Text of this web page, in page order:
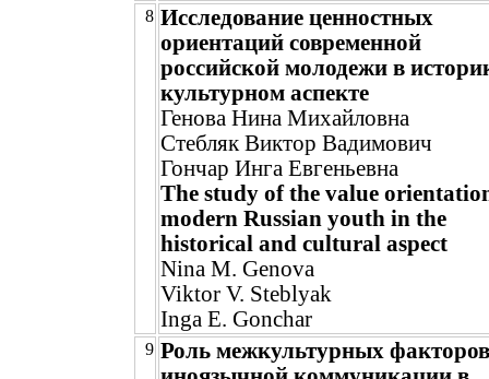
8 Исследование ценностных
ориентаций современной
российской молодежи в
культурном аспекте
Генова Нина Михайловна
Стебляк Виктор Вадимович
Гончар Инга Евгеньевна
The study of the value
modern Russian youth in the
historical and cultural aspect
Nina M. Genova
Viktor V. Steblyak
Inga E. Gonchar
9 Роль межкультурных